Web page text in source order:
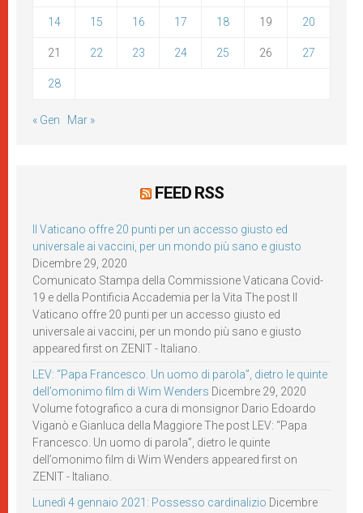
14 15 16 17 18 19 20
21 22 23 24 25 26 27
28
« Gen Mar »
FEED RSS
Il Vaticano offre 20 punti per un accesso giusto ed
universale ai vaccini, per un mondo più sano e giusto
Dicembre 29, 2020
Comunicato Stampa della Commissione Vaticana Covid-
19 e della Pontificia Accademia per la Vita The post Il
Vaticano offre 20 punti per un accesso giusto ed
universale ai vaccini, per un mondo più sano e giusto
appeared first on ZENIT - Italiano.
LEV: “Papa Francesco. Un uomo di parola”, dietro le quinte
dell’omonimo film di Wim Wenders Dicembre 29, 2020
Volume fotografico a cura di monsignor Dario Edoardo
Viganò e Gianluca della Maggiore The post LEV: “Papa
Francesco. Un uomo di parola”, dietro le quinte
dell’omonimo film di Wim Wenders appeared first on
ZENIT - Italiano.
Lunedì 4 gennaio 2021: Possesso cardinalizio Dicembre